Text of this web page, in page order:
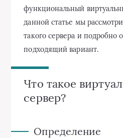
функциональный
данной статье мы
такого сервера и подробно
подходящий вариант.
Что такое
сервер?
Определение